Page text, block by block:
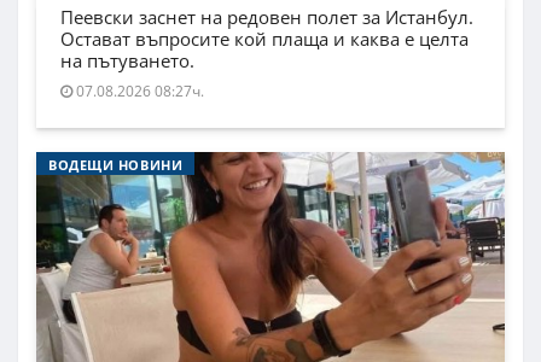
Пеевски заснет на редовен полет за Истанбул.
Остават въпросите кой плаща и каква е целта
на пътуването.
07.08.2026 08:27ч.
ВОДЕЩИ НОВИНИ